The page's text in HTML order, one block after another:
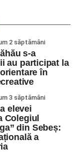
2 săptămâni
s-a
au participat la
în
3 săptămâni
elevei
Colegiul
din Sebeș:
a